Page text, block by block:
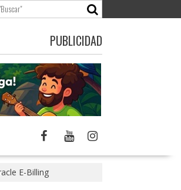
PUBLICIDAD
E-Billing